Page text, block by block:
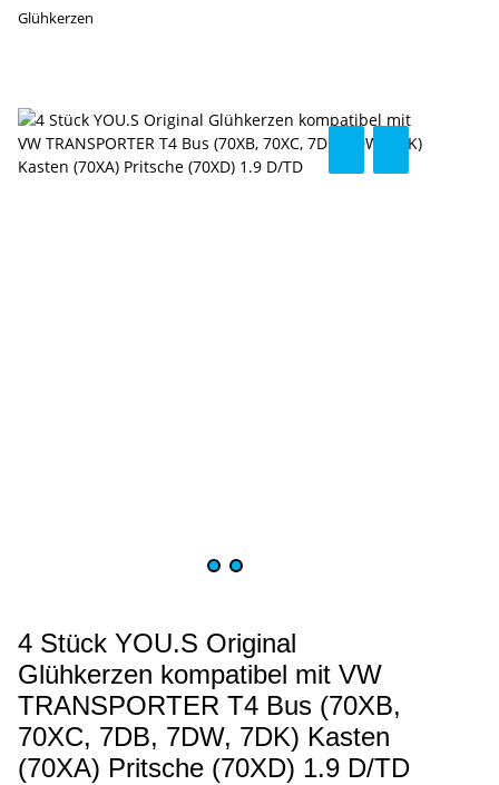
Glühkerzen
4 Stück YOU.S Original
Glühkerzen kompatibel mit VW
TRANSPORTER T4 Bus (70XB,
70XC, 7DB, 7DW, 7DK) Kasten
(70XA) Pritsche (70XD) 1.9 D/TD